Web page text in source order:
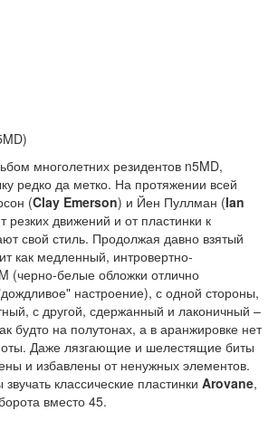
многолетних резидентов n5MD,
редко да метко. На протяжении всей
(Clay Emerson) и Йен Пуллман (Ian
резких движений и от пластинки к
свой стиль. Продолжая давно взятый
как медленный, интровертно-
(черно-белые обложки отлично
настроение), с одной стороны,
с другой, сдержанный и лаконичный –
будто на полутонах, а в аранжировке нет
Даже лязгающие и шелестящие биты
и избавлены от ненужных элементов.
классические пластинки Arovane,
вместо 45.